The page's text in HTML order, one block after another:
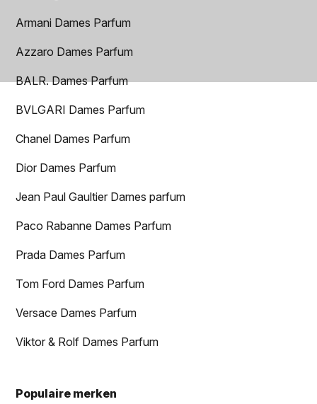
Armani Dames Parfum
Azzaro Dames Parfum
BALR. Dames Parfum
BVLGARI Dames Parfum
Chanel Dames Parfum
Dior Dames Parfum
Jean Paul Gaultier Dames parfum
Paco Rabanne Dames Parfum
Prada Dames Parfum
Tom Ford Dames Parfum
Versace Dames Parfum
Viktor & Rolf Dames Parfum
Populaire merken